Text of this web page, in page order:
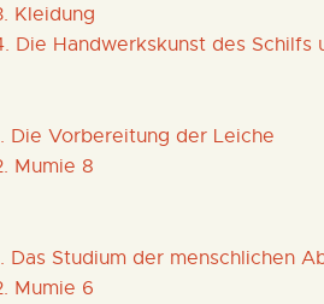
Kleidung
Die Handwerkskunst des Schilfs
Die Vorbereitung der Leiche
Mumie 8
Das Studium der menschlichen
Mumie 6